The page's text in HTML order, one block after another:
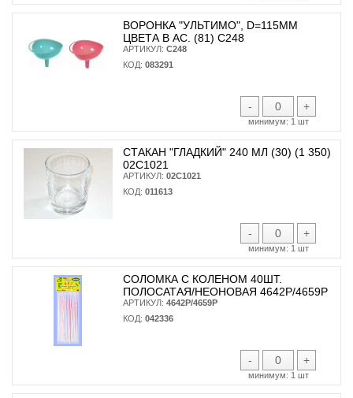
ВОРОНКА "УЛЬТИМО", D=115ММ
ЦВЕТА В АС. (81) С248
АРТИКУЛ: С248
КОД: 083291
- +
минимум: 1 шт
СТАКАН "ГЛАДКИЙ" 240 МЛ (30) (1 350)
02С1021
АРТИКУЛ: 02С1021
КОД: 011613
- +
минимум: 1 шт
СОЛОМКА С КОЛЕНОМ 40ШТ.
ПОЛОСАТАЯ/НЕОНОВАЯ 4642Р/4659Р
АРТИКУЛ: 4642Р/4659Р
КОД: 042336
- +
минимум: 1 шт